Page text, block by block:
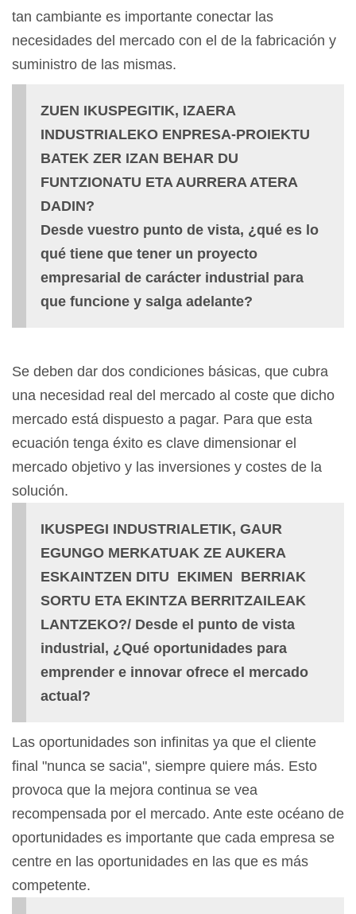
tan cambiante es importante conectar las
necesidades del mercado con el de la fabricación y
suministro de las mismas.
ZUEN IKUSPEGITIK, IZAERA
INDUSTRIALEKO ENPRESA-PROIEKTU
BATEK ZER IZAN BEHAR DU
FUNTZIONATU ETA AURRERA ATERA
DADIN?
Desde vuestro punto de vista, ¿qué es lo
qué tiene que tener un proyecto
empresarial de carácter industrial para
que funcione y salga adelante?
Se deben dar dos condiciones básicas, que cubra
una necesidad real del mercado al coste que dicho
mercado está dispuesto a pagar. Para que esta
ecuación tenga éxito es clave dimensionar el
mercado objetivo y las inversiones y costes de la
solución.
IKUSPEGI INDUSTRIALETIK, GAUR
EGUNGO MERKATUAK ZE AUKERA
ESKAINTZEN DITU EKIMEN BERRIAK
SORTU ETA EKINTZA BERRITZAILEAK
LANTZEKO?/ Desde el punto de vista
industrial, ¿Qué oportunidades para
emprender e innovar ofrece el mercado
actual?
Las oportunidades son infinitas ya que el cliente
final "nunca se sacia", siempre quiere más. Esto
provoca que la mejora continua se vea
recompensada por el mercado. Ante este océano de
oportunidades es importante que cada empresa se
centre en las oportunidades en las que es más
competente.